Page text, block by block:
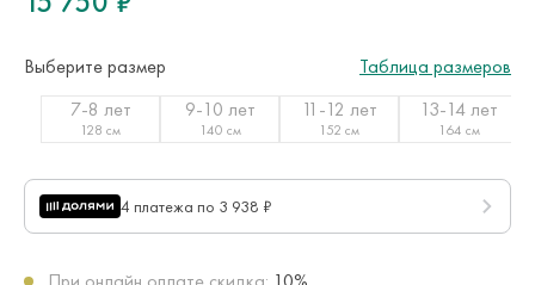
Выберите размер
Таблица размеров
7-8 лет
128 см
9-10 лет
140 см
11-12 лет
152 см
13-14 лет
164 см
4 платежа по 3 938 ₽